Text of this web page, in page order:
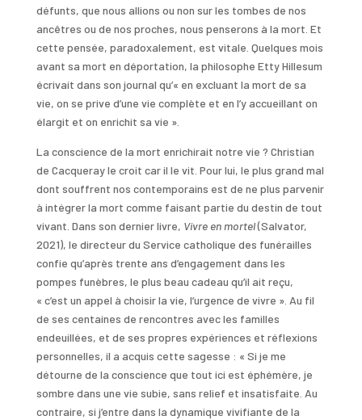
défunts, que nous allions ou non sur les tombes de nos
ancêtres ou de nos proches, nous penserons à la mort. Et
cette pensée, paradoxalement, est vitale. Quelques mois
avant sa mort en déportation, la philosophe Etty Hillesum
écrivait dans son journal qu’« en excluant la mort de sa
vie, on se prive d’une vie complète et en l’y accueillant on
élargit et on enrichit sa vie ».
La conscience de la mort enrichirait notre vie ? Christian
de Cacqueray le croit car il le vit. Pour lui, le plus grand mal
dont souffrent nos contemporains est de ne plus parvenir
à intégrer la mort comme faisant partie du destin de tout
vivant. Dans son dernier livre, Vivre en mortel(Salvator,
2021), le directeur du Service catholique des funérailles
confie qu’après trente ans d’engagement dans les
pompes funèbres, le plus beau cadeau qu’il ait reçu,
« c’est un appel à choisir la vie, l’urgence de vivre ». Au fil
de ses centaines de rencontres avec les familles
endeuillées, et de ses propres expériences et réflexions
personnelles, il a acquis cette sagesse : « Si je me
détourne de la conscience que tout ici est éphémère, je
sombre dans une vie subie, sans relief et insatisfaite. Au
contraire, si j’entre dans la dynamique vivifiante de la